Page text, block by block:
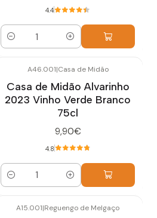
4.4
Cantidad
A46.001|Casa de Midão
Casa de Midão Alvarinho
2023 Vinho Verde Branco
75cl
9,90€
4.8
Cantidad
A15.001|Reguengo de Melgaço